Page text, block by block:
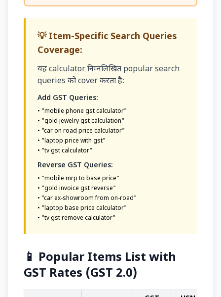
💡 Item-Specific Search Queries
Coverage:
यह calculator निम्नलिखित popular search
queries को cover करता है:
Add GST Queries:
• "mobile phone gst calculator"
• "gold jewelry gst calculation"
• "car on road price calculator"
• "laptop price with gst"
• "tv gst calculator"
Reverse GST Queries:
• "mobile mrp to base price"
• "gold invoice gst reverse"
• "car ex-showroom from on-road"
• "laptop base price calculator"
• "tv gst remove calculator"
📱 Popular Items List with
GST Rates (GST 2.0)